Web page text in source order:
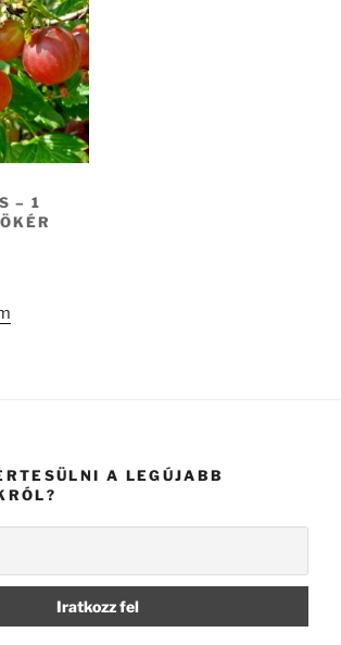
– 1
A LEGÚJABB